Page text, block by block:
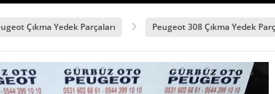
Çıkma Yedek Parçaları Peugeot 308 Çıkma Yedek